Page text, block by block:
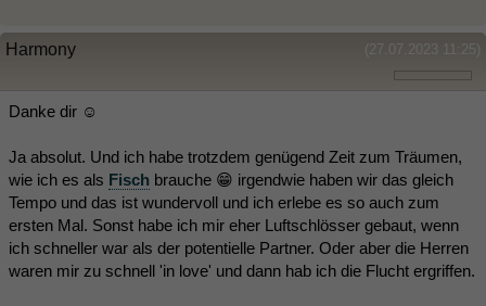
(27.07.2023 11:25)
Harmony
Danke dir ☺️
Ja absolut. Und ich habe trotzdem genügend Zeit zum Träumen,
wie ich es als Fisch brauche 😁 irgendwie haben wir das gleich
Tempo und das ist wundervoll und ich erlebe es so auch zum
ersten Mal. Sonst habe ich mir eher Luftschlösser gebaut, wenn
ich schneller war als der potentielle Partner. Oder aber die Herren
waren mir zu schnell 'in love' und dann hab ich die Flucht ergriffen.